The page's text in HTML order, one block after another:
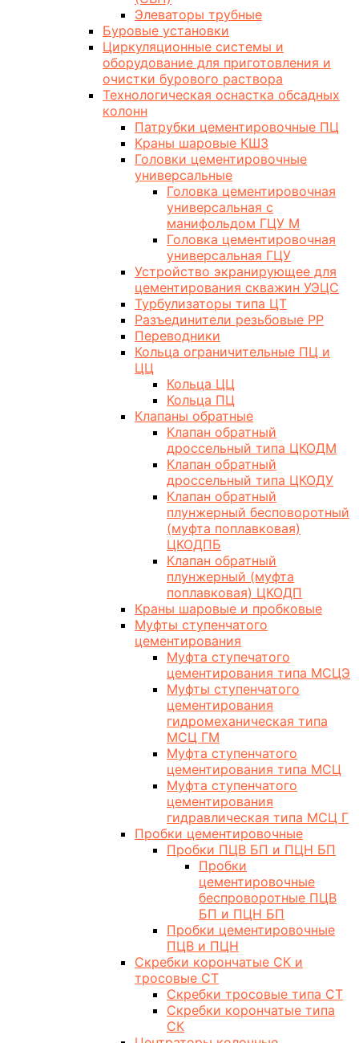
Элеваторы трубные
Буровые установки
Циркуляционные системы и
оборудование для приготовления и
очистки бурового раствора
Технологическая оснастка обсадных
колонн
Патрубки цементировочные ПЦ
Краны шаровые КШЗ
Головки цементировочные
универсальные
Головка цементировочная
универсальная с
манифольдом ГЦУ М
Головка цементировочная
универсальная ГЦУ
Устройство экранирующее для
цементирования скважин УЭЦС
Турбулизаторы типа ЦТ
Разъединители резьбовые РР
Переводники
Кольца ограничительные ПЦ и
ЦЦ
Кольца ЦЦ
Кольца ПЦ
Клапаны обратные
Клапан обратный
дроссельный типа ЦКОДМ
Клапан обратный
дроссельный типа ЦКОДУ
Клапан обратный
плунжерный бесповоротный
(муфта поплавковая)
ЦКОДПБ
Клапан обратный
плунжерный (муфта
поплавковая) ЦКОДП
Краны шаровые и пробковые
Муфты ступенчатого
цементирования
Муфта ступечатого
цементирования типа МСЦЭ
Муфты ступенчатого
цементирования
гидромеханическая типа
МСЦ ГМ
Муфта ступенчатого
цементирования типа МСЦ
Муфта ступенчатого
цементирования
гидравлическая типа МСЦ Г
Пробки цементировочные
Пробки ПЦВ БП и ПЦН БП
Пробки
цементировочные
беспроворотные ПЦВ
БП и ПЦН БП
Пробки цементировочные
ПЦВ и ПЦН
Скребки корончатые СК и
тросовые СТ
Скребки тросовые типа СТ
Скребки корончатые типа
СК